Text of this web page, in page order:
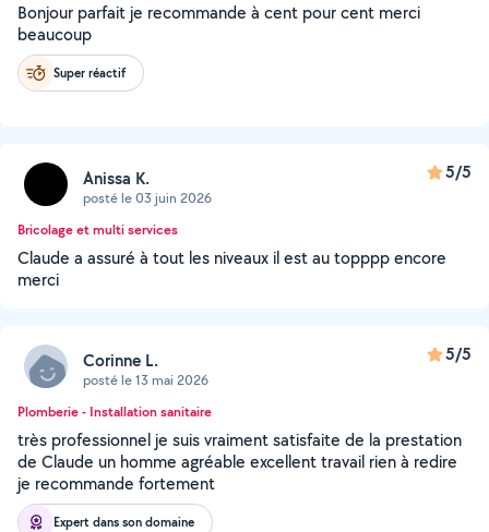
Bonjour parfait je recommande à cent pour cent merci
beaucoup
Super réactif
Anissa K.
posté le 03 juin 2026
5/5
Bricolage et multi services
Claude a assuré à tout les niveaux il est au topppp encore
merci
Corinne L.
posté le 13 mai 2026
5/5
Plomberie - Installation sanitaire
très professionnel je suis vraiment satisfaite de la prestation
de Claude un homme agréable excellent travail rien à redire
je recommande fortement
Expert dans son domaine